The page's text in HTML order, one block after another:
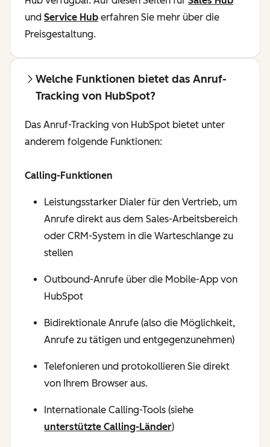
und Service Hub erfahren Sie mehr über die
Preisgestaltung.
Welche Funktionen bietet das Anruf-
Tracking von HubSpot?
Das Anruf-Tracking von HubSpot bietet unter
anderem folgende Funktionen:
Calling-Funktionen
Leistungsstarker Dialer für den Vertrieb, um
Anrufe direkt aus dem Sales-Arbeitsbereich
oder CRM-System in die Warteschlange zu
stellen
Outbound-Anrufe über die Mobile-App von
HubSpot
Bidirektionale Anrufe (also die Möglichkeit,
Anrufe zu tätigen und entgegenzunehmen)
Telefonieren und protokollieren Sie direkt
von Ihrem Browser aus.
Internationale Calling-Tools (siehe
unterstützte Calling-Länder)